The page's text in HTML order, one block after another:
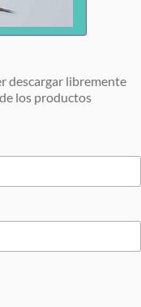
descargar libremente
los productos